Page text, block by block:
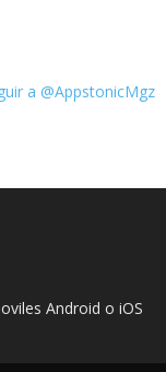
a @AppstonicMgz
Android o iOS